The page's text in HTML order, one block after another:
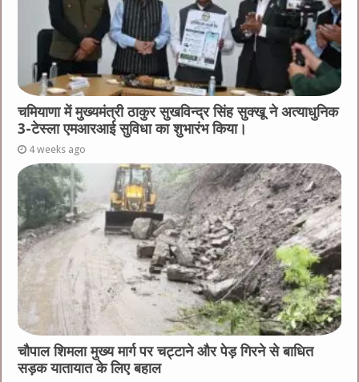
चमियाणा में मुख्यमंत्री ठाकुर सुखविन्द्र सिंह सुक्खू ने अत्याधुनिक
3-टेस्ला एमआरआई सुविधा का शुभारंभ किया।
4 weeks ago
चौपाल शिमला मुख्य मार्ग पर चट्टाने और पेड़ गिरने से बाधित
सड़क यातायात के लिए बहाल